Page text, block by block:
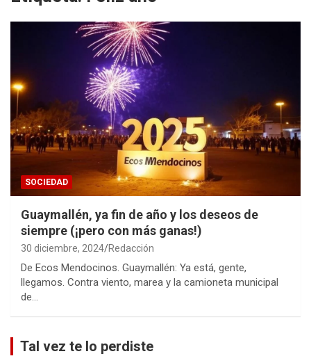
SOCIEDAD
Guaymallén, ya fin de año y los deseos de
siempre (¡pero con más ganas!)
30 diciembre, 2024 Redacción
De Ecos Mendocinos. Guaymallén: Ya está, gente,
llegamos. Contra viento, marea y la camioneta municipal
de…
Tal vez te lo perdiste